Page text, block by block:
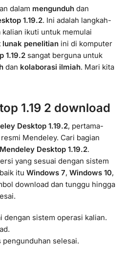
dalam mengunduh dan
1.19.2. Ini adalah langkah-
ikuti untuk memulai
lunak penelitian ini di komputer
1.19.2 sangat berguna untuk
dan kolaborasi ilmiah. Mari kita
1.19 2 download
Desktop 1.19.2, pertama-
Mendeley. Cari bagian
Mendeley Desktop 1.19.2.
yang sesuai dengan sistem
itu Windows 7, Windows 10,
download dan tunggu hingga
dengan sistem operasi kalian.
selesai.